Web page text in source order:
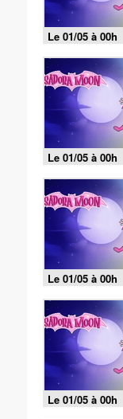
Le 01/05 à 00h
Le 01/05 à 00h
Le 01/05 à 00h
Le 01/05 à 00h